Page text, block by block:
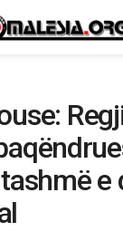
e